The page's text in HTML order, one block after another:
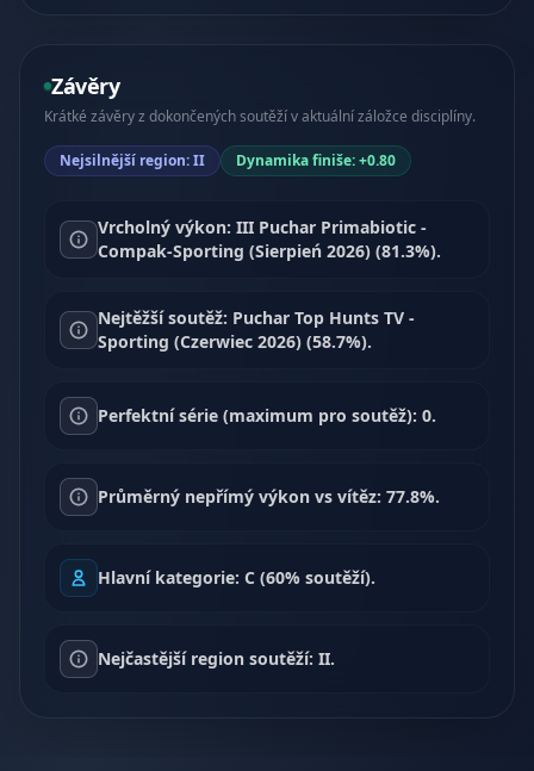
Závěry
Krátké závěry z dokončených soutěží v aktuální záložce disciplíny.
Nejsilnější region: II Dynamika finiše: +0.80
Vrcholný výkon: III Puchar Primabiotic -
Compak-Sporting (Sierpień 2026) (81.3%).
Nejtěžší soutěž: Puchar Top Hunts TV -
Sporting (Czerwiec 2026) (58.7%).
Perfektní série (maximum pro soutěž): 0.
Průměrný nepřímý výkon vs vítěz: 77.8%.
Hlavní kategorie: C (60% soutěží).
Nejčastější region soutěží: II.